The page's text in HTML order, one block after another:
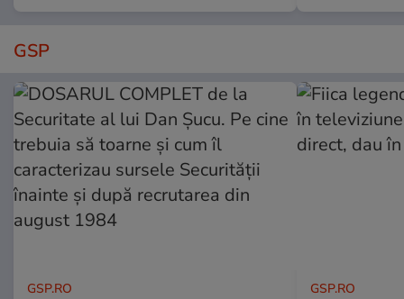
GSP
GSP.RO GSP.RO